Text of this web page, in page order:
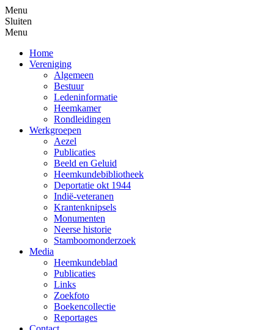
Menu
Sluiten
Menu
Home
Vereniging
Algemeen
Bestuur
Ledeninformatie
Heemkamer
Rondleidingen
Werkgroepen
Aezel
Publicaties
Beeld en Geluid
Heemkundebibliotheek
Deportatie okt 1944
Indië-veteranen
Krantenknipsels
Monumenten
Neerse historie
Stamboomonderzoek
Media
Heemkundeblad
Publicaties
Links
Zoekfoto
Boekencollectie
Reportages